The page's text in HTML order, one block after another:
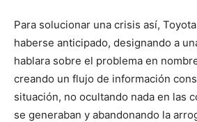
Para solucionar una crisis así,
haberse anticipado, designando a
hablara sobre el problema en
creando un flujo de información
situación, no ocultando nada en las
se generaban y abandonando la